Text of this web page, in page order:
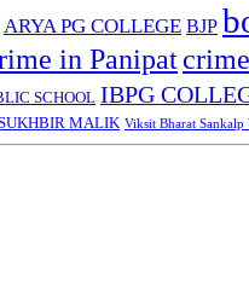
ARYA PG COLLEGE BJP
in Panipat
SCHOOL IBPG
MALIK Viksit Bharat Sankalp